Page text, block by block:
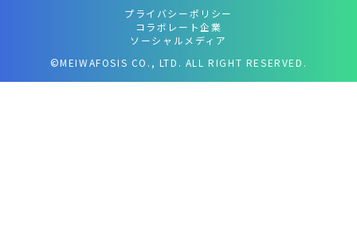
プライバシーポリシー
コラボレート企業
ソーシャルメディア
©MEIWAFOSIS CO., LTD. ALL RIGHT RESERVED.